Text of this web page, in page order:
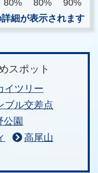
80% 80%
90%
細が表示されます
スポット
イツリー
ブル交差点
公園
高尾山